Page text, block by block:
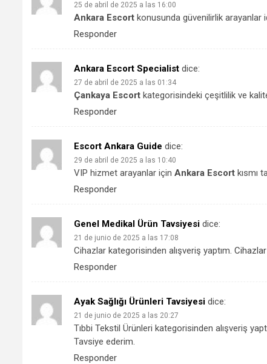
25 de abril de 2025 a las 16:00
Ankara Escort konusunda güvenilirlik arayanlar
Responder
Ankara Escort Specialist dice:
27 de abril de 2025 a las 01:34
Çankaya Escort kategorisindeki çeşitlilik ve
Responder
Escort Ankara Guide dice:
29 de abril de 2025 a las 10:40
VIP hizmet arayanlar için Ankara Escort kısmı
Responder
Genel Medikal Ürün Tavsiyesi dice:
21 de junio de 2025 a las 17:08
Cihazlar kategorisinden alışveriş yaptım. Cihazlar
Responder
Ayak Sağlığı Ürünleri Tavsiyesi dice:
21 de junio de 2025 a las 20:27
Tıbbi Tekstil Ürünleri kategorisinden alışveriş
Tavsiye ederim.
Responder